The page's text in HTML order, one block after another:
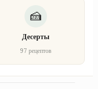
Десерты
97 рецептов